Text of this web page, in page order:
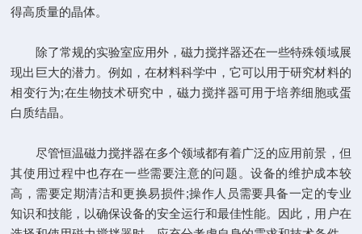
得高质量的晶体。
除了常规的实验室应用外，磁力搅拌器还在一些特殊领域展
现出巨大的潜力。例如，在材料科学中，它可以用于研究材料的
相变行为;在生物技术研究中，磁力搅拌器可用于培养细胞或蛋
白质结晶。
尽管恒温磁力搅拌器在多个领域都有着广泛的应用前景，但
其使用过程中也存在一些需要注意的问题。设备的维护成本较
高，需要定期清洁和更换易损件;操作人员需要具备一定的专业
知识和技能，以确保设备的安全运行和最佳性能。因此，用户在